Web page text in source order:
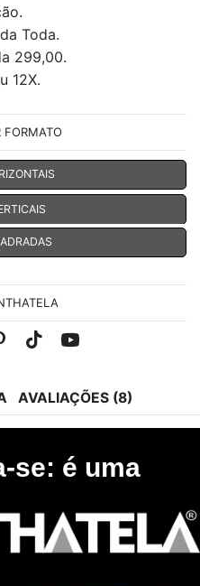
Toda.
299,00.
12X.
FORMATO
Pinterest
Tik-Youtube
AVALIAÇÕES (8)
se: é uma